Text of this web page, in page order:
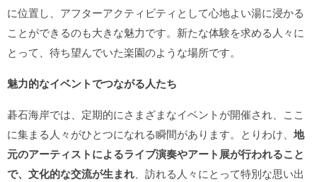
に位置し、アフターアクティビティとして心地よい湯に浸かる
ことができるのも大きな魅力です。新たな体験を求める人々に
とって、待ち望んでいた楽園のような場所です。
魅力的なイベントでつながる人たち
碁石海岸では、定期的にさまざまなイベントが開催され、ここ
に集まる人々がひとつになれる瞬間があります。とりわけ、 地
元のアーティストによるライブ演奏やアート展が行われること
で、文化的な交流が生まれ 、訪れる人々にとって特別な思い出